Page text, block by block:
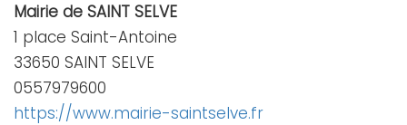
Mairie de SAINT SELVE
1 place Saint-Antoine
33650 SAINT SELVE
0557979600
https://www.mairie-saintselve.fr